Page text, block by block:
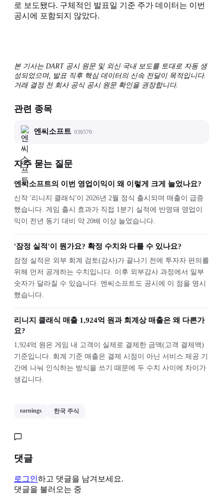
로 보도됐다. 구체적인 발표일 기준 주가 데이터는 이번
공시에 포함되지 않았다.
본 기사는 DART 공시 원문 및 외신·국내 보도를 토대로 자동 생
성되었으며, 발표 직후 핵심 데이터의 신속 전달이 목적입니다.
거래 결정 전 회사 공식 공시 원문 확인을 권장합니다.
관련 종목
엔씨소프트 036570
자주 묻는 질문
엔씨소프트의 이번 영업이익이 왜 이렇게 크게 늘었나요?
신작 '리니지 클래식'이 2026년 2월 정식 출시되며 매출이 급증
했습니다. 게임 출시 효과가 직접 1분기 실적에 반영돼 영업이
익이 전년 동기 대비 약 20배 이상 늘었습니다.
'잠정 실적'이 뭔가요? 확정 수치와 다를 수 있나요?
잠정 실적은 외부 회계 검토(감사)가 끝나기 전에 투자자 편의를
위해 먼저 공개하는 수치입니다. 이후 외부감사 과정에서 일부
숫자가 달라질 수 있습니다. 엔씨소프트도 공시에 이 점을 명시
했습니다.
리니지 클래식 매출 1,924억 원과 회계상 매출은 왜 다른가
요?
1,924억 원은 게임 내 고객이 실제로 결제한 금액(고객 결제액)
기준입니다. 회계 기준 매출은 결제 시점이 아닌 서비스 제공 기
간에 나눠 인식하는 방식을 쓰기 때문에 두 수치 사이에 차이가
생깁니다.
earnings 한국 주식
댓글
로그인하고 댓글을 남겨보세요.
댓글을 불러오는 중